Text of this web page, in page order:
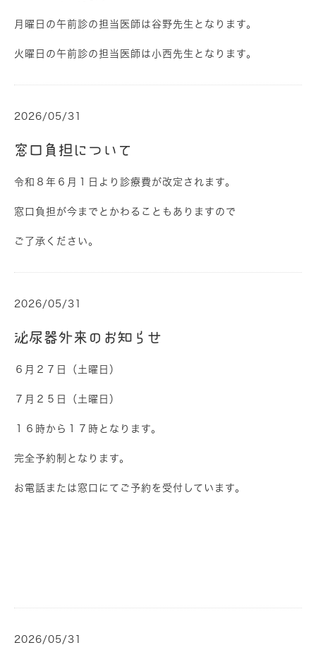
月曜日の午前診の担当医師は谷野先生となります。
火曜日の午前診の担当医師は小西先生となります。
2026/05/31
窓口負担について
令和８年６月１日より診療費が改定されます。
窓口負担が今までとかわることもありますので
ご了承ください。
2026/05/31
泌尿器外来のお知らせ
６月２７日（土曜日）
７月２５日（土曜日）
１６時から１７時となります。
完全予約制となります。
お電話または窓口にてご予約を受付しています。
2026/05/31